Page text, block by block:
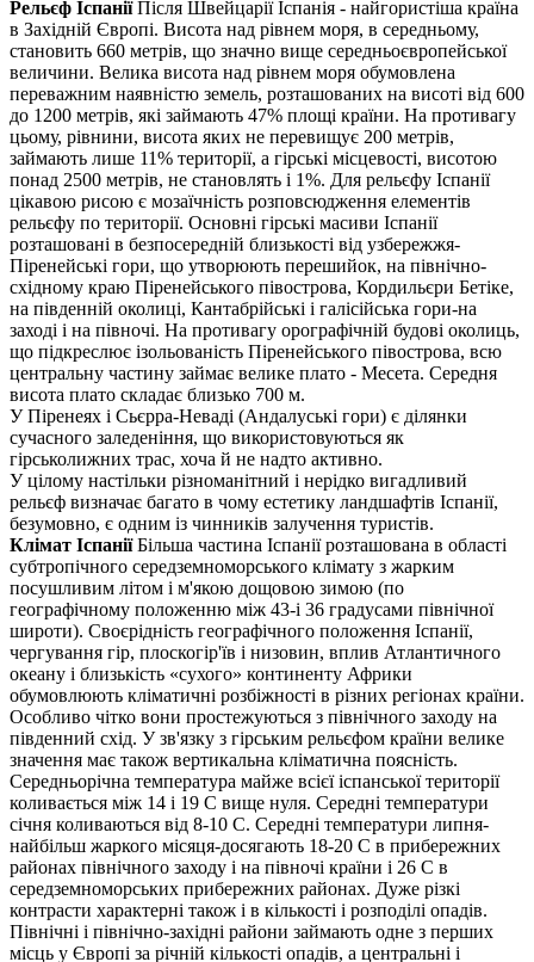
Рельєф ІспаніїПісля Швейцарії Іспанія - найгористіша країна
в Західній Європі. Висота над рівнем моря, в середньому,
становить 660 метрів, що значно вище середньоєвропейської
величини. Велика висота над рівнем моря обумовлена
переважним наявністю земель, розташованих на висоті від 600
до 1200 метрів, які займають 47% площі країни. На противагу
цьому, рівнини, висота яких не перевищує 200 метрів,
займають лише 11% території, а гірські місцевості, висотою
понад 2500 метрів, не становлять і 1%. Для рельєфу Іспанії
цікавою рисою є мозаїчність розповсюдження елементів
рельєфу по території. Основні гірські масиви Іспанії
розташовані в безпосередній близькості від узбережжя-
Піренейські гори, що утворюють перешийок, на північно-
східному краю Піренейського півострова, Кордильєри Бетіке,
на південній околиці, Кантабрійські і галісійська гори-на
заході і на півночі. На противагу орографічній будові околиць,
що підкреслює ізольованість Піренейського півострова, всю
центральну частину займає велике плато - Месета. Середня
висота плато складає близько 700 м.
У Піренеях і Сьєрра-Неваді (Андалуські гори) є ділянки
сучасного заледеніння, що використовуються як
гірськолижних трас, хоча й не надто активно.
У цілому настільки різноманітний і нерідко вигадливий
рельєф визначає багато в чому естетику ландшафтів Іспанії,
безумовно, є одним із чинників залучення туристів.
Клімат ІспаніїБільша частина Іспанії розташована в області
субтропічного середземноморського клімату з жарким
посушливим літом і м'якою дощовою зимою (по
географічному положенню між 43-і 36 градусами північної
широти). Своєрідність географічного положення Іспанії,
чергування гір, плоскогір'їв і низовин, вплив Атлантичного
океану і близькість «сухого» континенту Африки
обумовлюють кліматичні розбіжності в різних регіонах країни.
Особливо чітко вони простежуються з північного заходу на
південний схід. У зв'язку з гірським рельєфом країни велике
значення має також вертикальна кліматична поясність.
Середньорічна температура майже всієї іспанської території
коливається між 14 і 19 С вище нуля. Середні температури
січня коливаються від 8-10 С. Середні температури липня-
найбільш жаркого місяця-досягають 18-20 С в прибережних
районах північного заходу і на півночі країни і 26 С в
середземноморських прибережних районах. Дуже різкі
контрасти характерні також і в кількості і розподілі опадів.
Північні і північно-західні райони займають одне з перших
місць у Європі за річній кількості опадів, а центральні і